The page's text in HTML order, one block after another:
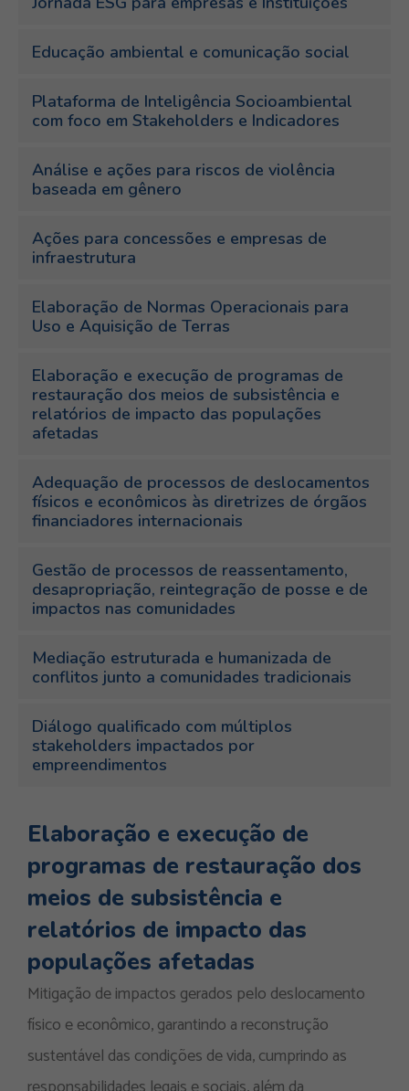
Educação ambiental e comunicação social
Plataforma de Inteligência Socioambiental
com foco em Stakeholders e Indicadores
Análise e ações para riscos de violência
baseada em gênero
Ações para concessões e empresas de
infraestrutura
Elaboração de Normas Operacionais para
Uso e Aquisição de Terras
Elaboração e execução de programas de
restauração dos meios de subsistência e
relatórios de impacto das populações
afetadas
Adequação de processos de deslocamentos
físicos e econômicos às diretrizes de órgãos
financiadores internacionais
Gestão de processos de reassentamento,
desapropriação, reintegração de posse e de
impactos nas comunidades
Mediação estruturada e humanizada de
conflitos junto a comunidades tradicionais
Diálogo qualificado com múltiplos
stakeholders impactados por
empreendimentos
Elaboração e execução de
programas de restauração dos
meios de subsistência e
relatórios de impacto das
populações afetadas
Mitigação de impactos gerados pelo deslocamento
físico e econômico, garantindo a reconstrução
sustentável das condições de vida, cumprindo as